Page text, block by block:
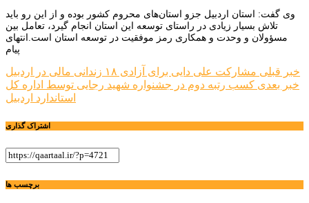
وی گفت: استان اردبیل جزو استان‌های محروم کشور بوده و از این رو باید
تلاش بسیار زیادی در راستای توسعه این استان انجام گیرد، تعامل بین
مسؤولان و وحدت و همکاری رمز موفقیت در توسعه استان است.انتهای
پیام
راهبری
نوشته
خبر قبلی مشارکت علی دایی برای آزادی ۱۸ زندانی مالی در اردبیل
خبر بعدی کسب رتبه دوم در جشنواره شهید رجایی توسط اداره کل
استاندارد اردبیل
اشتراک گذاری
برچسب ها